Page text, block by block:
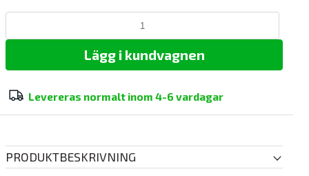
Lägg i kundvagnen
Levereras normalt inom 4-6 vardagar
PRODUKTBESKRIVNING